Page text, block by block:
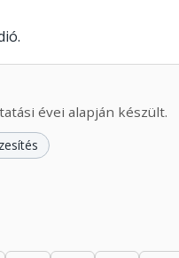
évei alapján készült.